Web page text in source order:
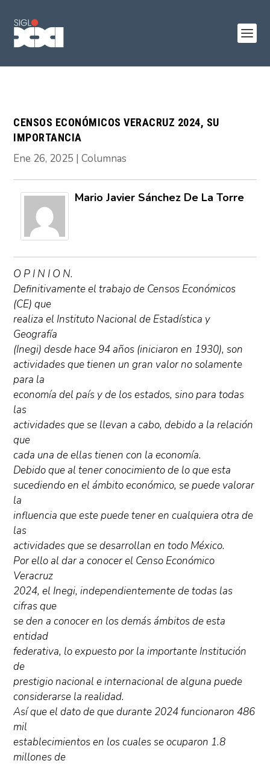
CENSOS ECONÓMICOS VERACRUZ 2024, SU
IMPORTANCIA
Ene 26, 2025 |Columnas
Mario Javier Sánchez De La Torre
O P I N I O N.
Definitivamente el trabajo de Censos Económicos
(CE) que
realiza el Instituto Nacional de Estadística y
Geografía
(Inegi) desde hace 94 años (iniciaron en 1930), son
actividades que tienen un gran valor no solamente
para la
economía del país y de los estados, sino para todas
las
actividades que se llevan a cabo, debido a la relación
que
cada una de ellas tienen con la economía.
Debido que al tener conocimiento de lo que esta
sucediendo en el ámbito económico, se puede valorar
la
influencia que este puede tener en cualquiera otra de
las
actividades que se desarrollan en todo México.
Por ello al dar a conocer el Censo Económico
Veracruz
2024, el Inegi, independientemente de todas las
cifras que
se den a conocer en los demás ámbitos de esta
entidad
federativa, lo expuesto por la importante Institución
de
prestigio nacional e internacional de alguna puede
considerarse la realidad.
Así que el dato de que durante 2024 funcionaron 486
mil
establecimientos en los cuales se ocuparon 1.8
millones de